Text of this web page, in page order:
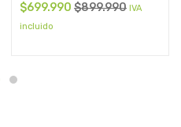
$699.990 $899.990 IVA
incluido